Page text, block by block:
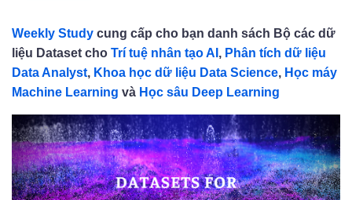
Weekly Study cung cấp cho bạn danh sách Bộ các dữ
liệu Dataset cho Trí tuệ nhân tạo AI , Phân tích dữ liệu
Data Analyst, Khoa học dữ liệu Data Science, Học máy
Machine Learning và Học sâu Deep Learning